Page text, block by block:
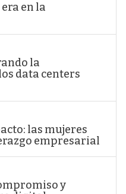
en la
la
data centers
las mujeres
empresarial
y